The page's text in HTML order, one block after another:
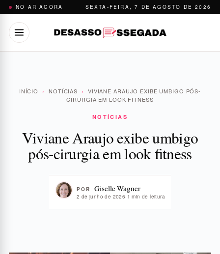
Pular
conteúdo
NO AR AGORA SEXTA-FEIRA, 7 DE AGOSTO DE 2026
INÍCIO › NOTÍCIAS ›
VIVIANE ARAUJO EXIBE UMBIGO PÓS-
CIRURGIA EM LOOK FITNESS
NOTÍCIAS
Viviane Araujo exibe umbigo
pós-cirurgia em look fitness
POR Giselle Wagner
2 de junho de 2026· 1 min de leitura